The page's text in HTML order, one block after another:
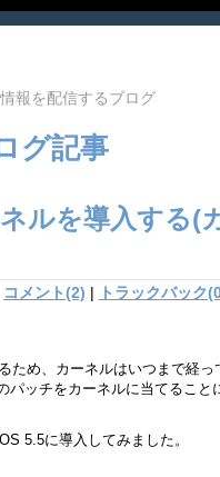
報を配信するブログ
グ記事
ルを導入する(
コメント(2) | トラックバック
ため、カーネルはいつまで経っ
パッチをカーネルに当てること
5.5に導入してみました。